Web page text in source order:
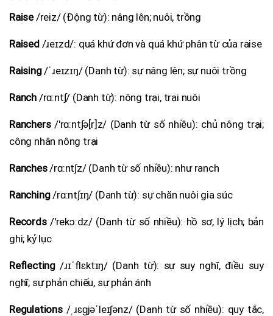
Raise/reiz/ (Động từ): nâng lên; nuôi, trồng
Raised/ɹeɪzd/: quá khứ đơn và quá khứ phân từ của raise
Raising/ˈɹeɪzɪŋ/ (Danh từ): sự nâng lên; sự nuôi trồng
Ranch /rɑ:nt∫/ (Danh từ): nông trại, trại nuôi
Ranchers/'rɑ:nt∫ə[r]z/ (Danh từ số nhiều): chủ nông trại;
công nhân nông trại
Ranches/rɑ:nt∫z/ (Danh từ số nhiều): như ranch
Ranching/rɑ:nt∫ɪŋ/ (Danh từ): sự chăn nuôi gia súc
Records/'rekɔ:dz/ (Danh từ số nhiều): hồ sơ, lý lịch; bản
ghi; kỷ lục
Reflecting /ɹɪˈflɛktɪŋ/ (Danh từ): sự suy nghĩ, điều suy
nghĩ; sự phản chiếu, sự phản ánh
Regulations/ˌɹɛɡjəˈleɪʃənz/ (Danh từ số nhiều): quy tắc,